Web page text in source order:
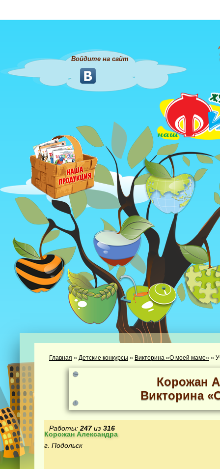
Войдите на сайт
Главная » Детские конкурсы » Викторина «О моей маме» »
Корожан
Викторина
Работы: 247из 316
Корожан Александра
г. Подольск